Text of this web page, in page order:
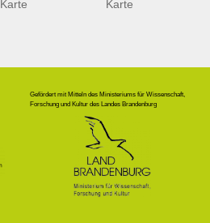
Karte Karte
Gefördert mit Mitteln des Ministeriums für Wissenschaft,
Forschung und Kultur des Landes Brandenburg